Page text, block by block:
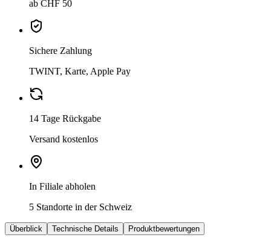
ab CHF 50
Sichere Zahlung
TWINT, Karte, Apple Pay
14 Tage Rückgabe
Versand kostenlos
In Filiale abholen
5 Standorte in der Schweiz
Überblick Technische Details Produktbewertungen